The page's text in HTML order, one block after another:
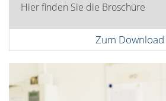
Hier finden Sie die Broschüre
Zum Download